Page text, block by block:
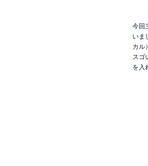
今回
いま
カル
スゴ
を入